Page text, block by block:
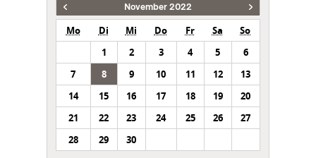
November 2022
Mo Di Mi Do Fr Sa
So
1
2 3 4 5
6
7
8 9 10 11 12
13
14
15 16 17 18 19
20
21
22 23 24 25 26
27
28
29 30